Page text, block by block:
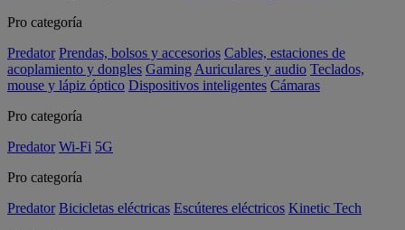
Pro categoría
Predator Prendas, bolsos y accesorios Cables, estaciones de
acoplamiento y dongles Gaming Auriculares y audio Teclados,
mouse y lápiz óptico Dispositivos inteligentes Cámaras
Pro categoría
Predator Wi-Fi 5G
Pro categoría
Predator Bicicletas eléctricas Escúteres eléctricos Kinetic Tech